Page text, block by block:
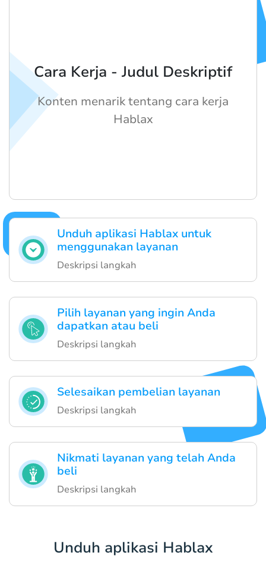
Unduh aplikasi Hablax untuk
menggunakan layanan
Deskripsi langkah
Pilih layanan yang ingin Anda
dapatkan atau beli
Deskripsi langkah
Selesaikan pembelian layanan
Deskripsi langkah
Nikmati layanan yang telah Anda
beli
Deskripsi langkah
Cara Kerja - Judul Deskriptif
Konten menarik tentang cara kerja
Hablax
Unduh aplikasi Hablax